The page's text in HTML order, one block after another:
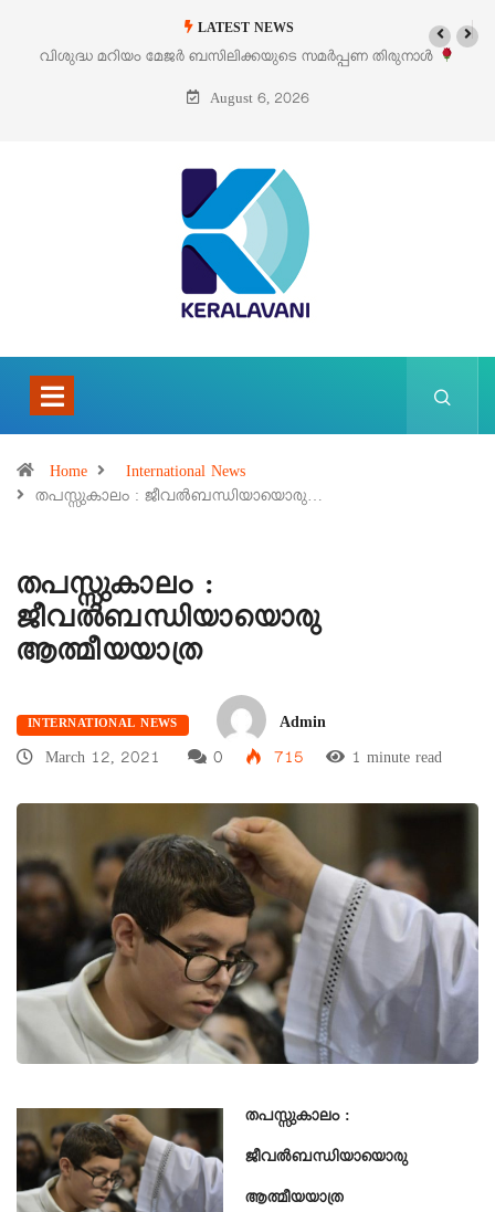
LATEST NEWS
വിശുദ്ധ മറിയം മേജർ ബസിലിക്കയുടെ സമർപ്പണ തിരുനാൾ
ഓഗസ്റ്റ് 5 –
August 6, 2026
Home
International News
തപസ്സുകാലം : ജീവൽബന്ധിയായൊരു…
തപസ്സുകാലം :
ജീവൽബന്ധിയായൊരു
ആത്മീയയാത്ര
INTERNATIONAL NEWS
Admin
March 12, 2021
0 715 1 minute read
തപസ്സുകാലം :
ജീവൽബന്ധിയായൊരു
ആത്മീയയാത്ര